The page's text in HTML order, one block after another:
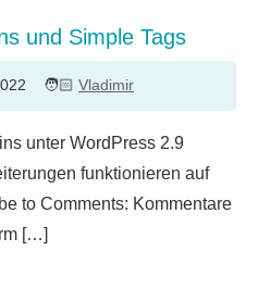
und Simple Tags
Vladimir
unter WordPress 2.9
funktionieren auf
to Comments: Kommentare
[…]